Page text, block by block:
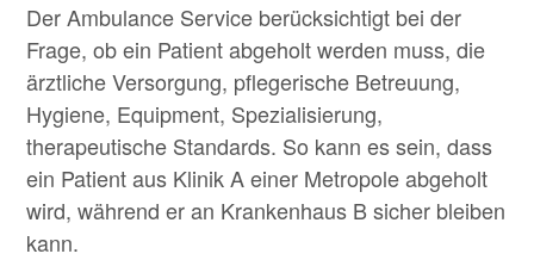
Der Ambulance Service berücksichtigt bei der
Frage, ob ein Patient abgeholt werden muss, die
ärztliche Versorgung, pflegerische Betreuung,
Hygiene, Equipment, Spezialisierung,
therapeutische Standards. So kann es sein, dass
ein Patient aus Klinik A einer Metropole abgeholt
wird, während er an Krankenhaus B sicher bleiben
kann.